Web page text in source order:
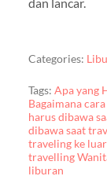
Categories:
Tags: Apa yang
Bagaimana
harus dibawa
dibawa saat
traveling ke
travelling
liburan